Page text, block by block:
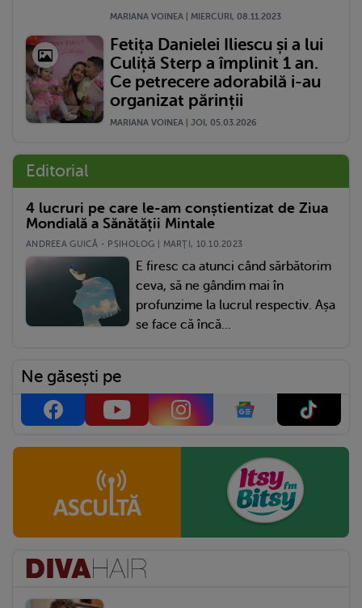
MARIANA VOINEA | MIERCURI, 08.11.2023
Fetița Danielei Iliescu și a lui
Culiță Sterp a împlinit 1 an.
Ce petrecere adorabilă i-au
organizat părinții
MARIANA VOINEA | JOI, 05.03.2026
Editorial
4 lucruri pe care le-am conștientizat de Ziua
Mondială a Sănătății Mintale
ANDREEA GUICĂ - PSIHOLOG | MARŢI, 10.10.2023
E firesc ca atunci când sărbătorim
ceva, să ne gândim mai în
profunzime la lucrul respectiv. Așa
se face că încă...
Ne găsești pe